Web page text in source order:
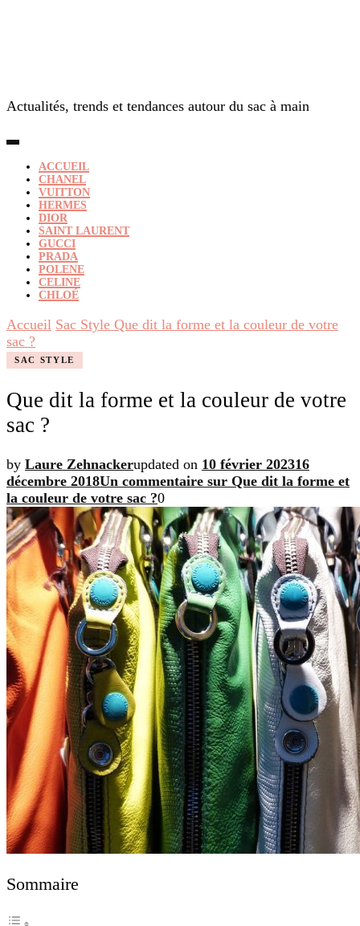
Actualités, trends et tendances autour du sac à main
ACCUEIL
CHANEL
VUITTON
HERMES
DIOR
SAINT LAURENT
GUCCI
PRADA
POLENE
CELINE
CHLOÉ
Accueil Sac Style Que dit la forme et la couleur de votre
sac ?
SAC STYLE
Que dit la forme et la couleur de votre
sac ?
by Laure Zehnackerupdated on 10 février 202316
décembre 2018Un commentaire sur Que dit la forme et
la couleur de votre sac ?0
Sommaire